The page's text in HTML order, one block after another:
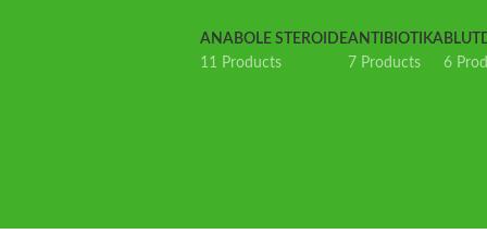
ANABOLE STEROIDE
11 Products
ANTIBIOTIKA
7 Products
6